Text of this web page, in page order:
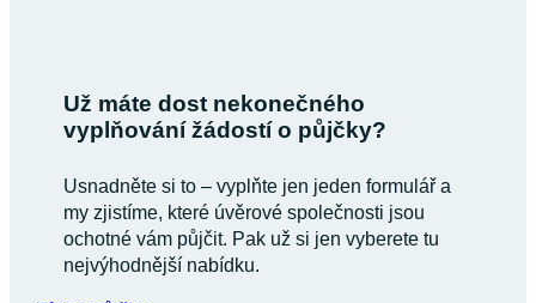
Už máte dost nekonečného
vyplňování žádostí o půjčky?
Usnadněte si to – vyplňte jen jeden formulář a
my zjistíme, které úvěrové společnosti jsou
ochotné vám půjčit. Pak už si jen vyberete tu
nejvýhodnější nabídku.